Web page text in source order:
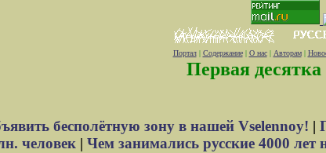
Портал| Содержание| О нас| Авторам|
Первая
бесполётную зону в нашей Vselennoy! |
человек| Чем занимались русские 4000 лет